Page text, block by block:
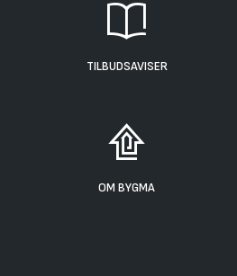
TILBUDSAVISER
OM BYGMA